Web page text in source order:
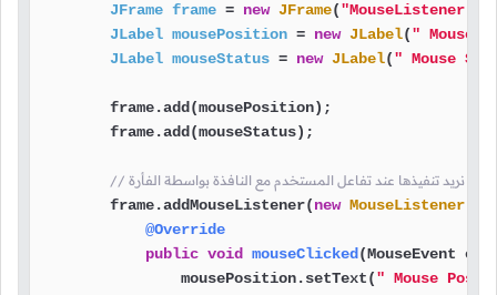
JFrame frame = new JFrame("MouseListener
JLabel mousePosition = new JLabel(" Mouse
JLabel mouseStatus = new JLabel(" Mouse
التي نريد تنفيذها عند تفاعل المستخدم مع النافذة بواسطة الفأرة
        frame.addMouseListener(
new MouseListener
@Override
public void mouseClicked (MouseEvent e)
                mousePosition.setText(
" Mouse